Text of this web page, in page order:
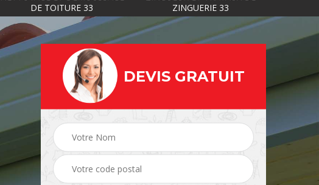
DE TOITURE 33
ZINGUERIE 33
et
de toiture Zingueur et travaux de
zinguerie 33 Couvreur 33
DEVIS GRATUIT